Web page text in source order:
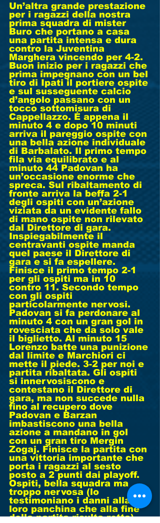
Un’altra grande prestazione
per i ragazzi della nostra
prima squadra di mister
Buro che portano a casa
una partita intensa e dura
contro la Juventina
Marghera vincendo per 4-2.
Buon inizio per i ragazzi che
prima impegnano con un bel
tiro di Ipati il portiere ospite
e sul susseguente calcio
d’angolo passano con un
tocco sottomisura di
Cappellazzo. É appena il
minuto 4 e dopo 10 minuti
arriva il pareggio ospite con
una bella azione individuale
di Barbalato. Il primo tempo
fila via equilibrato e al
minuto 44 Padovan ha
un’occasione enorme che
spreca. Sul ribaltamento di
fronte arriva la beffa 2-1
degli ospiti con un’azione
viziata da un evidente fallo
di mano ospite non rilevato
dal Direttore di gara.
Inspiegabilmente il
centravanti ospite manda
quel paese il Direttore di
gara e si fa espellere.
Finisce il primo tempo 2-1
per gli ospiti ma in 10
contro 11. Secondo tempo
con gli ospiti
particolarmente nervosi.
Padovan si fa perdonare al
minuto 4 con un gran gol in
rovesciata che da solo vale
il biglietto. Al minuto 15
Lorenzo batte una punizione
dal limite e Marchiori ci
mette il piede. 3-2 per noi e
partita ribaltata. Gli ospiti
si innervosiscono e
contestano il Direttore di
gara, ma non succede nulla
fino al recupero dove
Padovan e Barzan
imbastiscono una bella
azione a mandano in gol
con un gran tiro Mergin
Zogaj. Finisce la partita con
una vittoria importante che
porta i ragazzi al sesto
posto a 2 punti dai playoff.
Ospiti, bella squadra ma
troppo nervosa (lo
testimoniano i danni alla
loro panchina che alla fine
della partita risulta rotta)